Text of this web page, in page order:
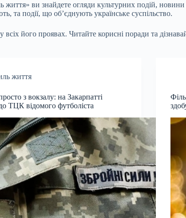
ви знайдете огляди культурних подій, новини
та події, що об’єднують українське суспільство.
його проявах. Читайте корисні поради та
життя
з вокзалу: на Закарпатті
ТЦК відомого футболіста